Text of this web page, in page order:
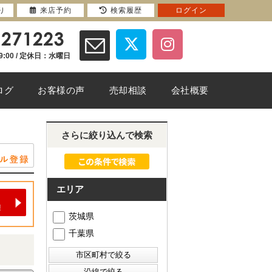
/ 定休日：水曜日
グ お客様の声 売却相談 会社概要
さらに絞り込んで検索
エリア
茨城県
千葉県
来店予約 検索履歴 ログイン